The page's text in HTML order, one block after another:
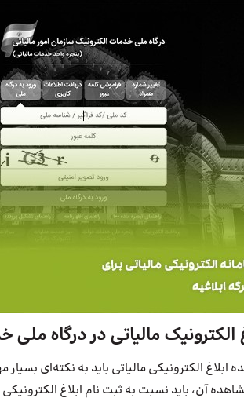
مالیاتی در درگاه ملی
الکترونیکی مالیاتی باید به نکته‌ای بسیار
آن، باید نسبت به ثبت نام ابلاغ